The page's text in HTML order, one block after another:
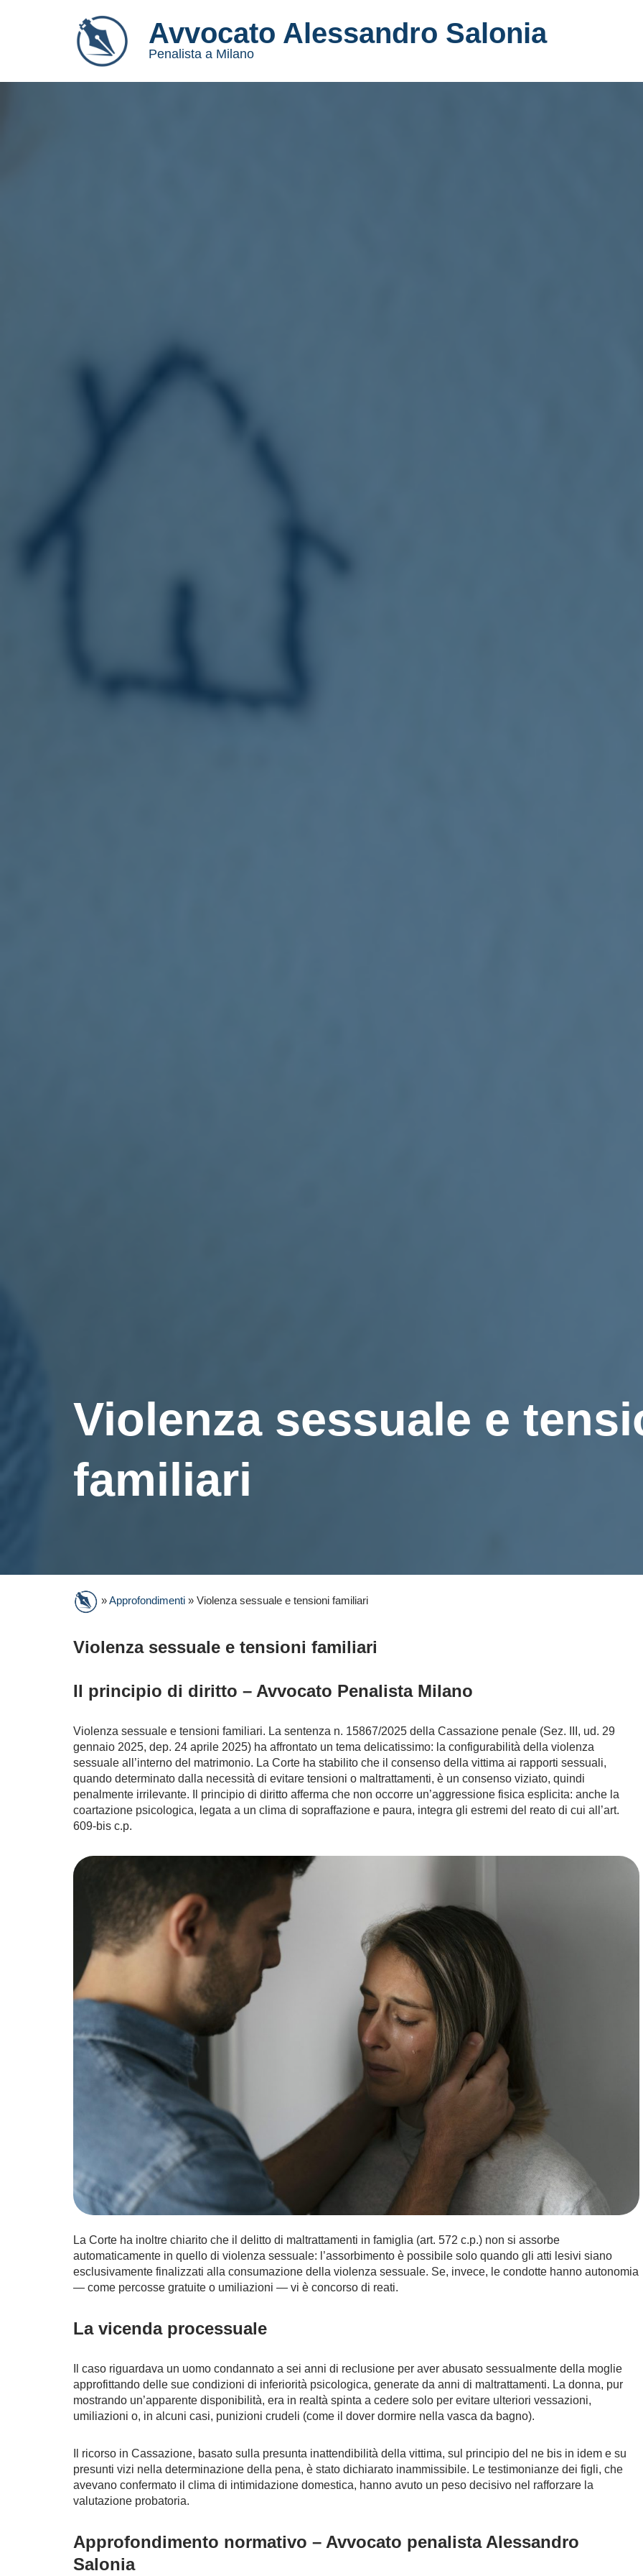
Avvocato Alessandro Salonia
Penalista a Milano
Violenza sessuale e
familiari
»Approfondimenti » Violenza sessuale e tensioni familiari
Violenza sessuale e tensioni familiari
Il principio di diritto – Avvocato Penalista Milano
Violenza sessuale e tensioni familiari. La sentenza n. 15867/2025 della Cassazione penale (Sez. III, ud. 29
gennaio 2025, dep. 24 aprile 2025) ha affrontato un tema delicatissimo: la configurabilità della violenza
sessuale all’interno del matrimonio. La Corte ha stabilito che il consenso della vittima ai rapporti sessuali,
quando determinato dalla necessità di evitare tensioni o maltrattamenti, è un consenso viziato, quindi
penalmente irrilevante. Il principio di diritto afferma che non occorre un’aggressione fisica esplicita: anche la
coartazione psicologica, legata a un clima di sopraffazione e paura, integra gli estremi del reato di cui all’art.
609-bis c.p.
La Corte ha inoltre chiarito che il delitto di maltrattamenti in famiglia (art. 572 c.p.) non si assorbe
automaticamente in quello di violenza sessuale: l’assorbimento è possibile solo quando gli atti lesivi siano
esclusivamente finalizzati alla consumazione della violenza sessuale. Se, invece, le condotte hanno autonomia
— come percosse gratuite o umiliazioni — vi è concorso di reati.
La vicenda processuale
Il caso riguardava un uomo condannato a sei anni di reclusione per aver abusato sessualmente della moglie
approfittando delle sue condizioni di inferiorità psicologica, generate da anni di maltrattamenti. La donna, pur
mostrando un’apparente disponibilità, era in realtà spinta a cedere solo per evitare ulteriori vessazioni,
umiliazioni o, in alcuni casi, punizioni crudeli (come il dover dormire nella vasca da bagno).
Il ricorso in Cassazione, basato sulla presunta inattendibilità della vittima, sul principio del ne bis in idem e su
presunti vizi nella determinazione della pena, è stato dichiarato inammissibile. Le testimonianze dei figli, che
avevano confermato il clima di intimidazione domestica, hanno avuto un peso decisivo nel rafforzare la
valutazione probatoria.
Approfondimento normativo – Avvocato penalista Alessandro
Salonia